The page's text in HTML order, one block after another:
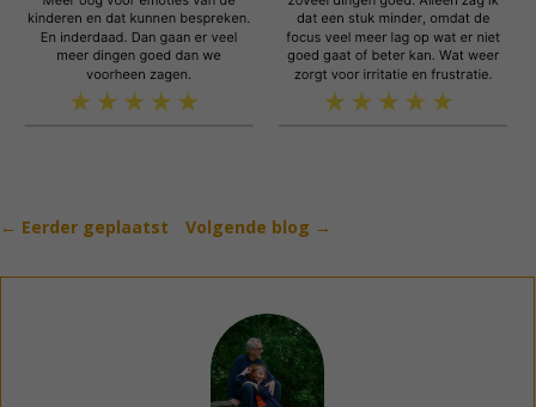
← Eerder geplaatst Volgende blog →